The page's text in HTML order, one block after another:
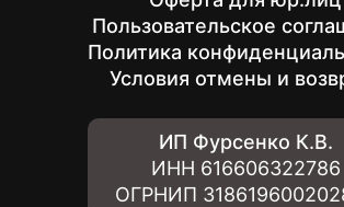
Пользовательское
Политика
Условия отмены и
ИП Фурсенко К.В.
ИНН 616606322786
ОГРНИП